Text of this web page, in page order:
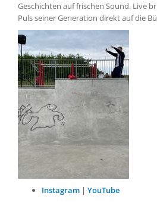
Geschichten auf frischen Sound. Live
Puls seiner Generation direkt auf die
Instagram | YouTube